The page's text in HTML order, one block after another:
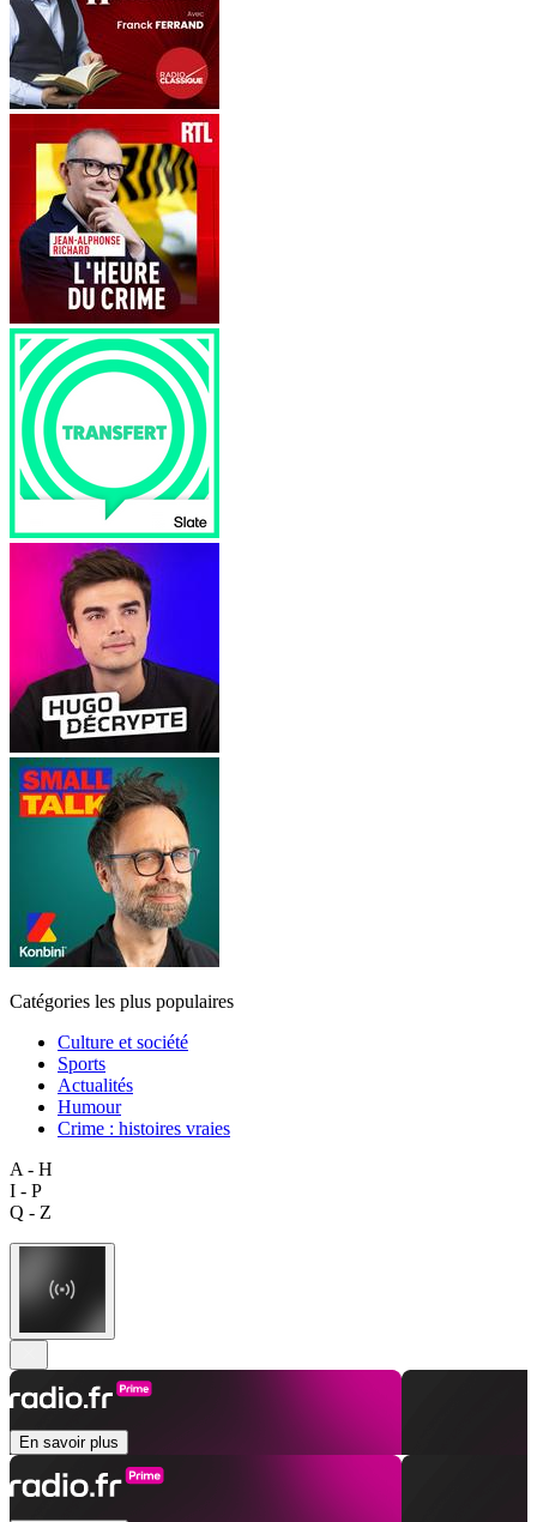
Catégories les plus populaires
Culture et société
Sports
Actualités
Humour
Crime : histoires vraies
A - H
I - P
Q - Z
En savoir plus